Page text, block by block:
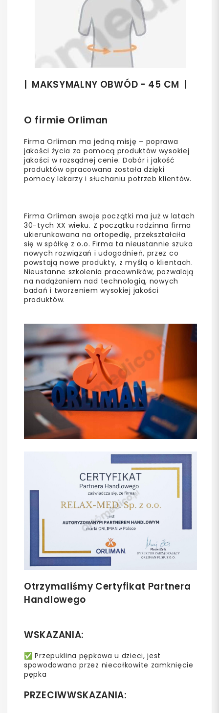
| MAKSYMALNY OBWÓD - 45 CM |
O firmie Orliman
Firma Orliman ma jedną misję – poprawa
jakości życia za pomocą produktów wysokiej
jakości w rozsądnej cenie. Dobór i jakość
produktów opracowana została dzięki
pomocy lekarzy i słuchaniu potrzeb klientów.
Firma Orliman swoje początki ma już w latach
30-tych XX wieku. Z początku rodzinna firma
ukierunkowana na ortopedię, przekształciła
się w spółkę z o.o. Firma ta nieustannie szuka
nowych rozwiązań i udogodnień, przez co
powstają nowe produkty, z myślą o klientach.
Nieustanne szkolenia pracowników, pozwalają
na nadążaniem nad technologią, nowych
badań i tworzeniem wysokiej jakości
produktów.
Otrzymaliśmy Certyfikat Partnera
Handlowego
WSKAZANIA:
✅ Przepuklina pępkowa u dzieci, jest
spowodowana przez niecałkowite zamknięcie
pępka
PRZECIWWSKAZANIA: